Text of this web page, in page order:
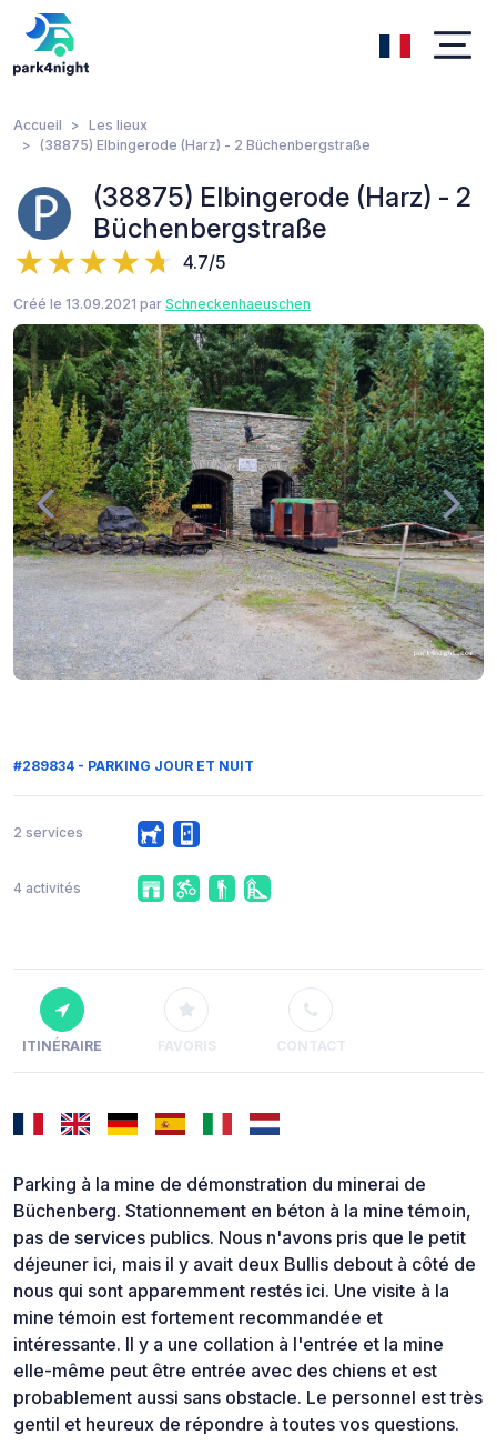
Accueil
Les lieux
(38875) Elbingerode (Harz) - 2 Büchenbergstraße
(38875) Elbingerode (Harz) - 2
Büchenbergstraße
4.7/5
Créé le 13.09.2021 par Schneckenhaeuschen
#289834 - PARKING JOUR ET NUIT
2 services
4 activités
ITINÉRAIRE FAVORIS CONTACT
Parking à la mine de démonstration du minerai de
Büchenberg. Stationnement en béton à la mine témoin,
pas de services publics. Nous n'avons pris que le petit
déjeuner ici, mais il y avait deux Bullis debout à côté de
nous qui sont apparemment restés ici. Une visite à la
mine témoin est fortement recommandée et
intéressante. Il y a une collation à l'entrée et la mine
elle-même peut être entrée avec des chiens et est
probablement aussi sans obstacle. Le personnel est très
gentil et heureux de répondre à toutes vos questions.